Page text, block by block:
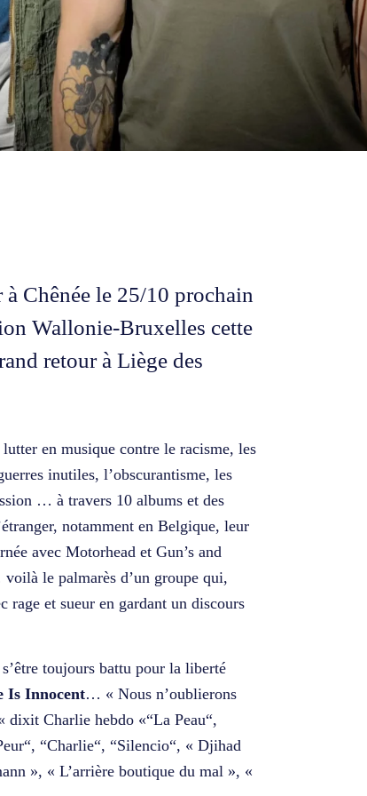
Chênée le 25/10 prochain
Wallonie-Bruxelles cette
retour à Liège des
en musique contre le racisme, les
inutiles, l’obscurantisme, les
… à travers 10 albums et des
notamment en Belgique, leur
avec Motorhead et Gun’s and
le palmarès d’un groupe qui,
rage et sueur en gardant un discours
toujours battu pour la liberté
Is Innocent… « Nous n’oublierons
dixit Charlie hebdo «“La Peau“,
“Charlie“, “Silencio“, « Djihad
», « L’arrière boutique du mal », «